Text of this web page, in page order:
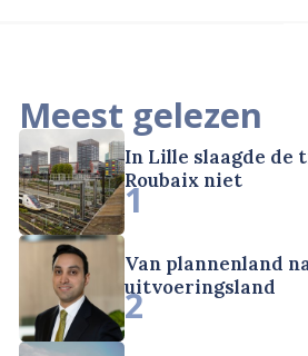
Meest gelezen
In Lille slaagde
Roubaix niet
1
Van plannenland
uitvoeringsland
2